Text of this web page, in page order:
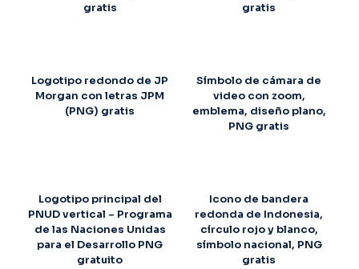
gratis
gratis
Logotipo redondo de JP
Morgan con letras JPM
(PNG) gratis
Símbolo de cámara de
video con zoom,
emblema, diseño plano,
PNG gratis
Logotipo principal del
PNUD vertical – Programa
de las Naciones Unidas
para el Desarrollo PNG
gratuito
Icono de bandera
redonda de Indonesia,
círculo rojo y blanco,
símbolo nacional, PNG
gratis